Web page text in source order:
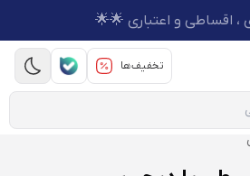
، اقساطی و اعتباری 🌟🌟
تخفیف‌ها